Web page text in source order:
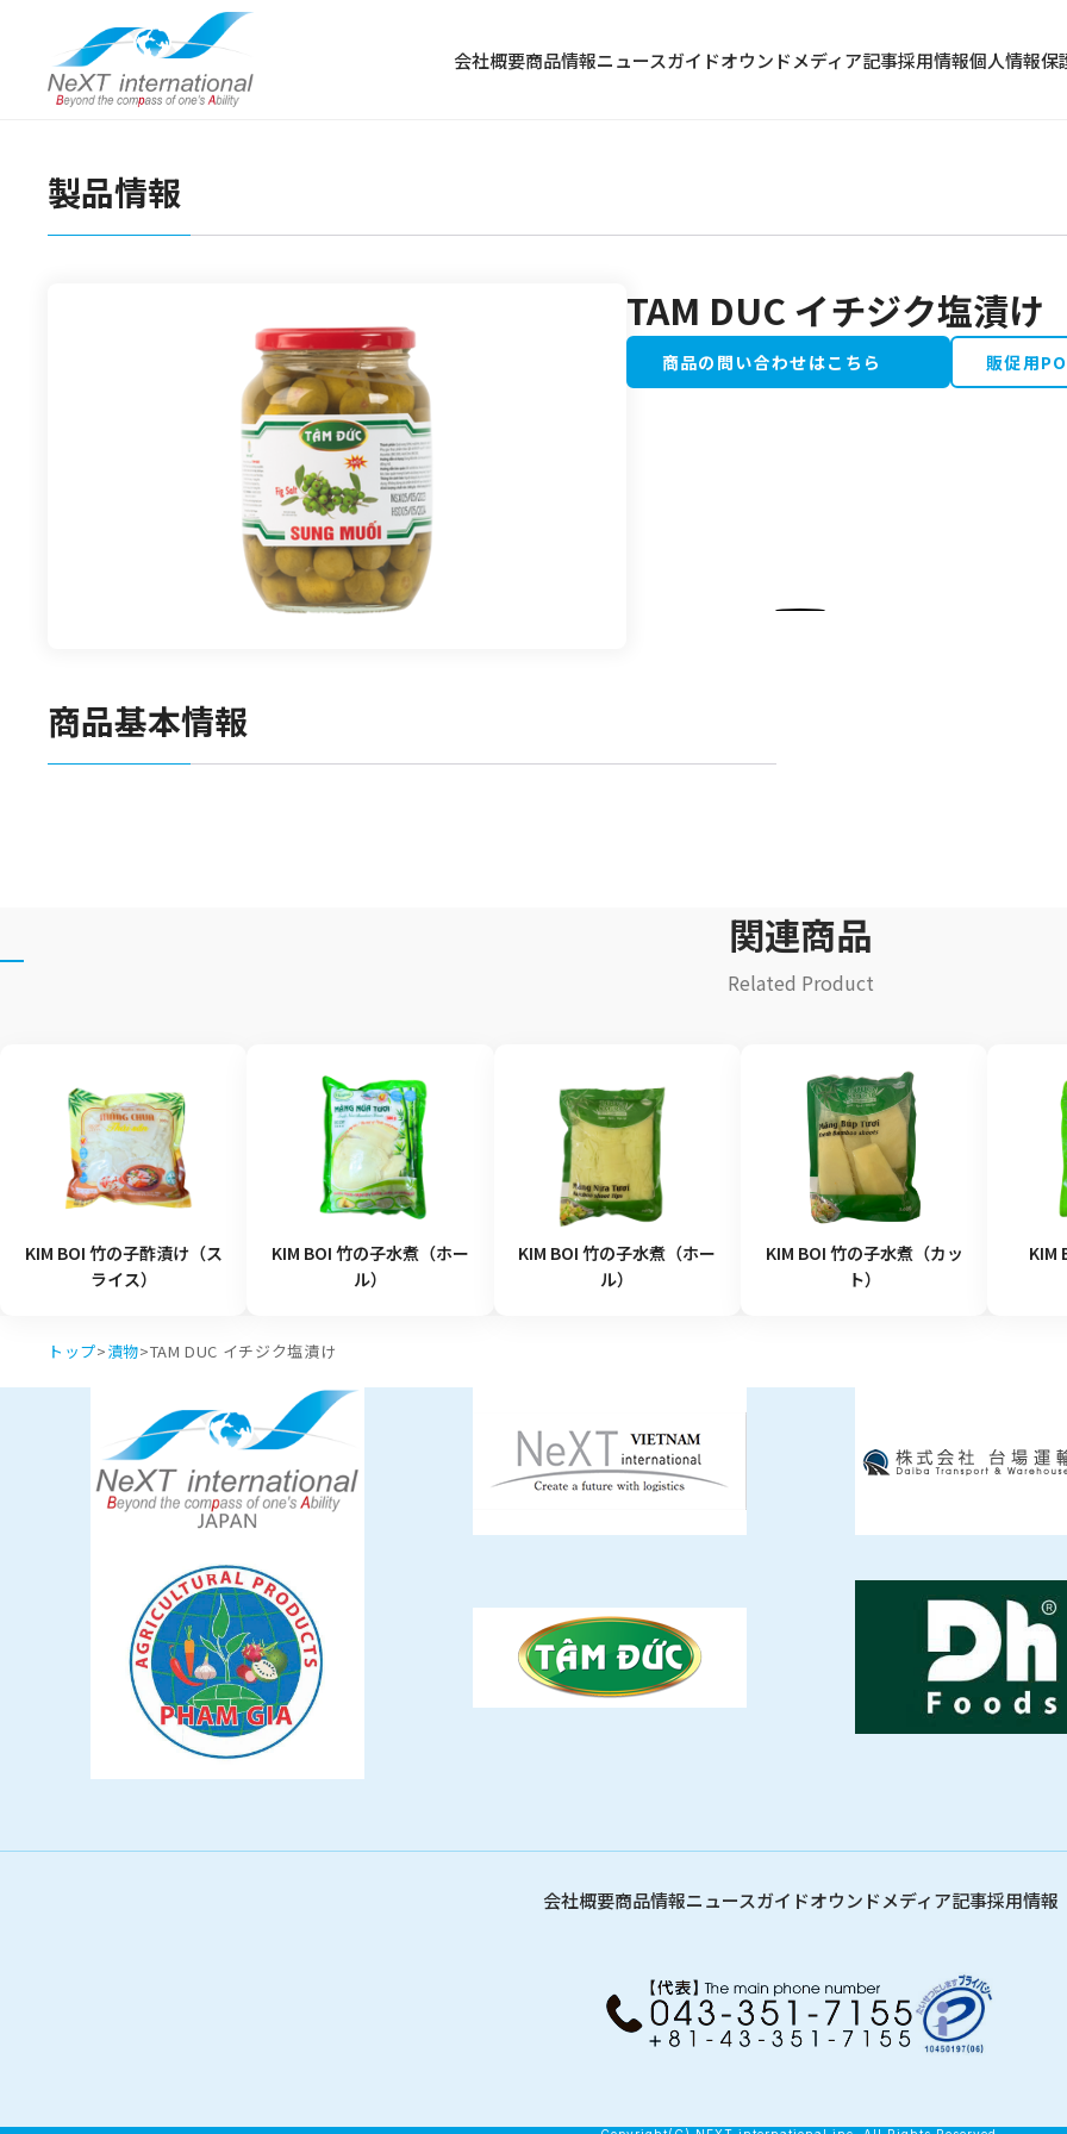
会社概要商品情報ニュースガイドオウンドメディア記事採用情報個人情報保
冷蔵食品
水産加工品
製品情報
TAM DUC イチジク塩漬け
商品の問い合わせはこちら 販促用
商品基本情報
関連商品
Related Product
KIM BOI 竹の子酢漬け（ス
ライス）
KIM BOI 竹の子水煮（ホー
ル）
KIM BOI 竹の子水煮（ホー
ル）
KIM BOI 竹の子水煮（カッ
ト）
KIM
トップ>漬物>TAM DUC イチジク塩漬け
会社概要商品情報ニュースガイドオウンドメディア記事採用情報